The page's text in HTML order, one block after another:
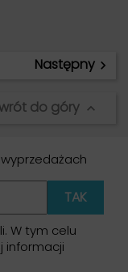
Następny 
do góry 
W tym celu
informacji